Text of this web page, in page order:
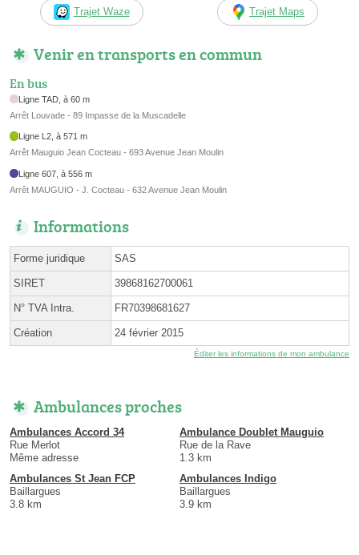
Trajet Waze Trajet Maps
Venir en transports en commun
En bus
Ligne TAD, à 60 m
Arrêt Louvade - 89 Impasse de la Muscadelle
Ligne L2, à 571 m
Arrêt Mauguio Jean Cocteau - 693 Avenue Jean Moulin
Ligne 607, à 556 m
Arrêt MAUGUIO - J. Cocteau - 632 Avenue Jean Moulin
Informations
Forme juridique SAS
SIRET 39868162700061
N° TVA Intra. FR70398681627
Création 24 février 2015
Éditer les informations de mon ambulance
Ambulances proches
Ambulances Accord 34
Rue Merlot
Même adresse
Ambulance Doublet Mauguio
Rue de la Rave
1.3 km
Ambulances St Jean FCP
Baillargues
3.8 km
Ambulances Indigo
Baillargues
3.9 km